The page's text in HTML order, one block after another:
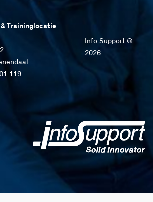
Traininglocatie
119
Info Support ©
2026